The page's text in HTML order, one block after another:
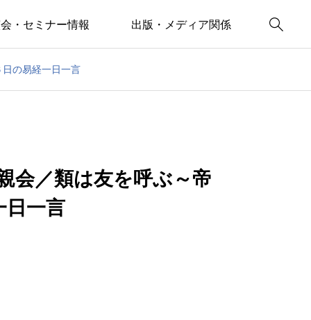
・セミナー情報 出版・メディア関係 
の易経一日一言
会／類は友を呼ぶ～帝
日一言